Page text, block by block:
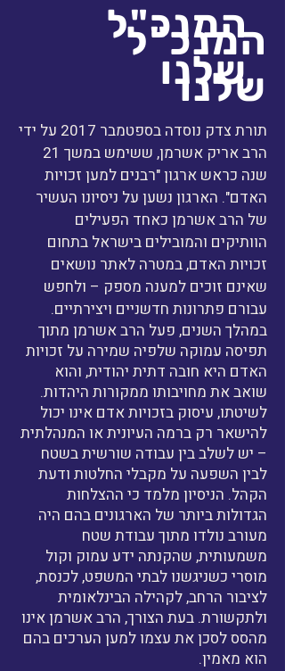
המנכ"ל
שלנו
המנכ"ל
שלנו
תורת צדק נוסדה בספטמבר 2017 על ידי
הרב אריק אשרמן, ששימש במשך 21
שנה כראש ארגון "רבנים למען זכויות
האדם". הארגון נשען על ניסיונו העשיר
של הרב אשרמן כאחד הפעילים
הוותיקים והמובילים בישראל בתחום
זכויות האדם, במטרה לאתר נושאים
שאינם זוכים למענה מספק – ולחפש
עבורם פתרונות חדשניים ויצירתיים.
במהלך השנים, פעל הרב אשרמן מתוך
תפיסה עמוקה שלפיה שמירה על זכויות
האדם היא חובה דתית יהודית, והוא
שואב את מחויבותו ממקורות היהדות.
לשיטתו, עיסוק בזכויות אדם אינו יכול
להישאר רק ברמה העיונית או המנהלתית
– יש לשלב בין עבודה שורשית בשטח
לבין השפעה על מקבלי החלטות ודעת
הקהל. הניסיון מלמד כי ההצלחות
הגדולות ביותר של הארגונים בהם היה
מעורב נולדו מתוך עבודת שטח
משמעותית, שהקנתה ידע עמוק וקול
מוסרי כשניגשנו לבתי המשפט, לכנסת,
לציבור הרחב, לקהילה הבינלאומית
ולתקשורת. בעת הצורך, הרב אשרמן אינו
מהסס לסכן את עצמו למען הערכים בהם
הוא מאמין.